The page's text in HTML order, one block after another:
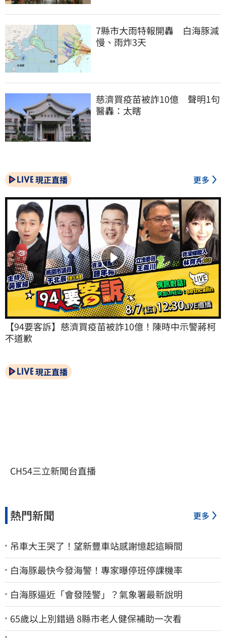
7縣市大雨特報開轟　白海豚減
慢、雨炸3天
慈濟買疫苗被詐10億　聲明1句
醫轟：太瞎
現正直播 更多
【94要客訴】慈濟買疫苗被詐10億！陳時中示警蔣柯
不道歉
現正直播
CH54三立新聞台直播
熱門新聞 更多
吊車大王哭了！望新豐車站感謝憶起這瞬間
白海豚最快今發海警！專家曝停班停課機率
白海豚逼近「會發陸警」？氣象署最新說明
65歲以上別錯過 8縣市老人健保補助一次看